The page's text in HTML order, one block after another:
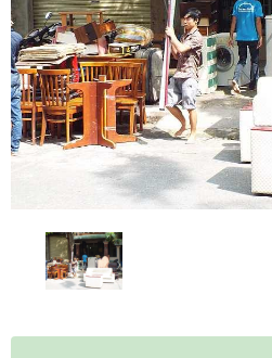
Vừa qua tôi có chuyển văn
Hòa. Ban đầu tôi cũng đắn
nhưng cuối cùng tôi quyết
Nguyên. Tôi thật sự hài lòng.
về quận 2. Tôi được biết dịch
và đến nay đã sử dụng dịch vụ
chúng công ty ngày càng phát